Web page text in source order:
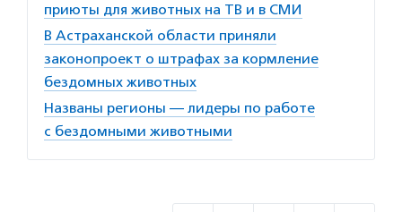
приюты для животных на ТВ и в СМИ
В Астраханской области приняли
законопроект о штрафах за кормление
бездомных животных
Названы регионы — лидеры по работе
с бездомными животными